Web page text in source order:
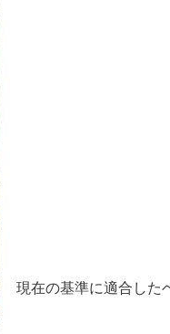
現在の基準に適合した